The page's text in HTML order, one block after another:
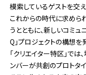
模索しているゲストを交
これからの時代に求め
うとともに、新しいコミ
Q」プロジェクトの構想を
「クリエイター特区」で
ンバーが共創のプロトタ